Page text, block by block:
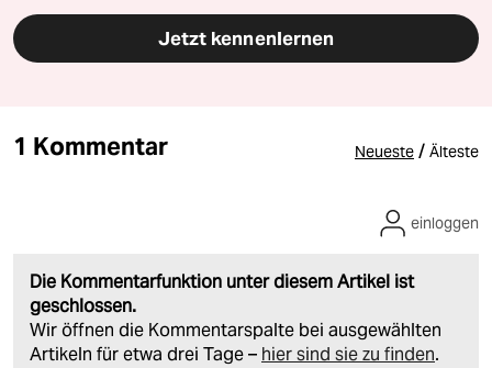
Jetzt kennenlernen
1 Kommentar Neueste / Älteste
Die Kommentarfunktion unter diesem Artikel ist
geschlossen.
Wir öffnen die Kommentarspalte bei ausgewählten
Artikeln für etwa drei Tage – hier sind sie zu finden.
einloggen